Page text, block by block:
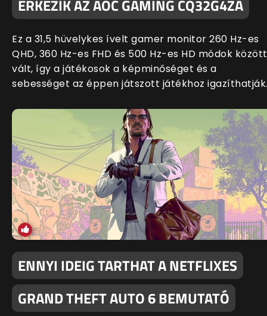
ÉRKEZIK AZ AOC GAMING CQ32G4ZA
Ez a 31,5 hüvelykes ívelt gamer monitor 260 Hz-es
QHD, 360 Hz-es FHD és 500 Hz-es HD módok között
vált, így a játékosok a képminőséget és a
sebességet az éppen játszott játékhoz
ENNYI IDEIG TARTHAT A NETFLIXES
GRAND THEFT AUTO 6 BEMUTATÓ